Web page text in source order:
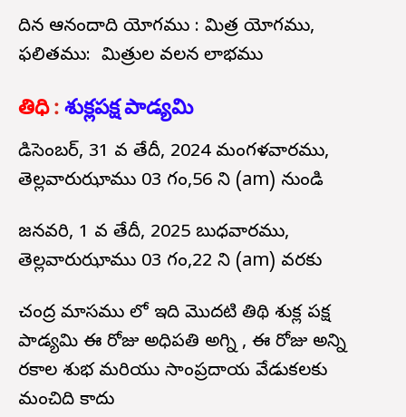
దిన ఆనందాది యోగము : మిత్ర యోగము,
ఫలితము: మిత్రుల వలన లాభము
తిధి: శుక్లపక్ష పాడ్యమి
డిసెంబర్, 31 వ తేదీ, 2024 మంగళవారము,
తెల్లవారుఝాము 03 గం,56 ని (am) నుండి
జనవరి, 1 వ తేదీ, 2025 బుధవారము,
తెల్లవారుఝాము 03 గం,22 ని (am) వరకు
చంద్ర మాసము లో ఇది మొదటి తిథి శుక్ల పక్ష
పాడ్యమి ఈ రోజు అధిపతి అగ్ని , ఈ రోజు అన్ని
రకాల శుభ మరియు సాంప్రదాయ వేడుకలకు
మంచిది కాదు